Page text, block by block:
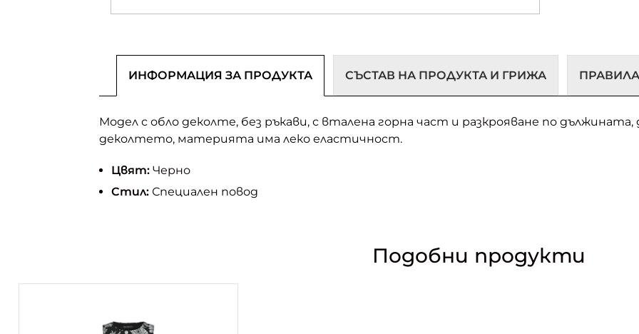
ИНФОРМАЦИЯ ЗА ПРОДУКТА СЪСТАВ НА ПРОДУКТА И ГРИЖА
Модел с обло деколте, без ръкави, с вталена горна част и разкрояване по
деколтето, материята има леко еластичност.
Цвят: Черно
Стил: Специален повод
Подобни продукти